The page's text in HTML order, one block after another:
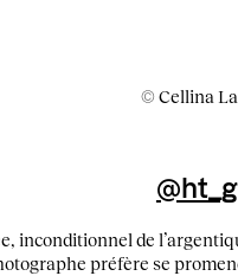
© Cellina
inconditionnel de
préfère se